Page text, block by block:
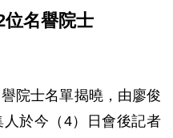
位名譽院士
院士名單揭曉，由廖俊
於今（4）日會後記者